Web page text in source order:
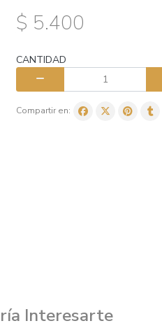
$ 5.400
CANTIDAD
Compartir en:
Interesarte